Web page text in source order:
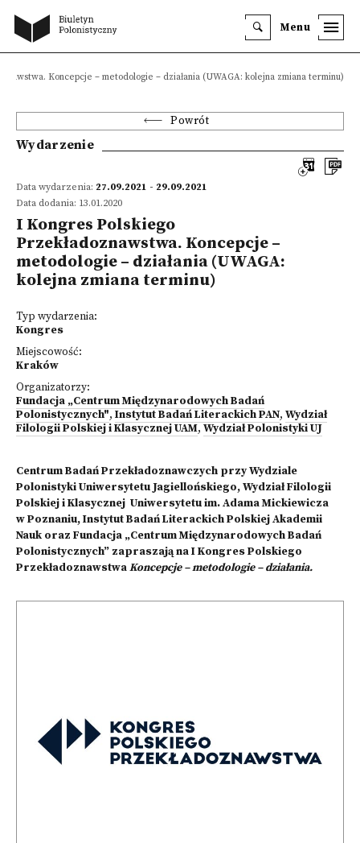
Menu
Koncepcje – metodologie – działania (UWAGA: kolejna zmiana terminu)
Powrót
Wydarzenie
Data wydarzenia: 27.09.2021 - 29.09.2021
Data dodania: 13.01.2020
I Kongres Polskiego
Przekładoznawstwa. Koncepcje –
metodologie – działania (UWAGA:
kolejna zmiana terminu)
Typ wydarzenia:
Kongres
Miejscowość:
Kraków
Organizatorzy:
Fundacja „Centrum Międzynarodowych Badań
Polonistycznych", Instytut Badań Literackich PAN, Wydział
Filologii Polskiej i Klasycznej UAM, Wydział Polonistyki UJ
Centrum Badań Przekładoznawczych przy Wydziale
Polonistyki Uniwersytetu Jagiellońskiego, Wydział Filologii
Polskiej i Klasycznej Uniwersytetu im. Adama Mickiewicza
w Poznaniu, Instytut Badań Literackich Polskiej Akademii
Nauk oraz Fundacja „Centrum Międzynarodowych Badań
Polonistycznych” zapraszają na I Kongres Polskiego
PrzekładoznawstwaKoncepcje – metodologie – działania.